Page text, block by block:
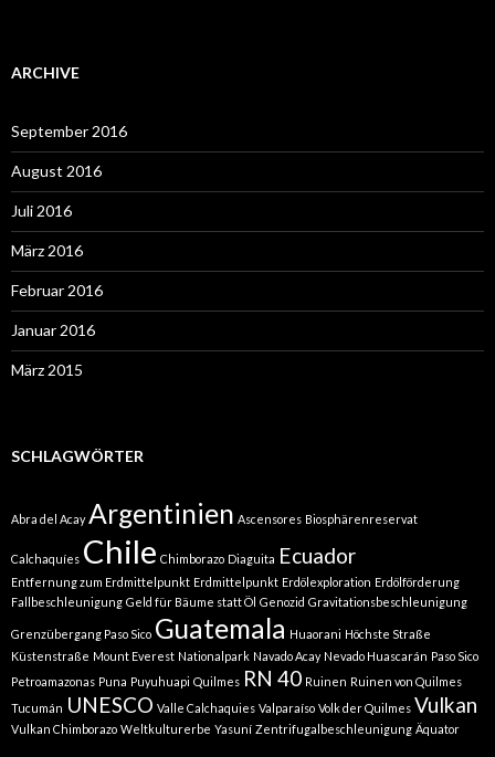
ARCHIVE
September 2016
August 2016
Juli 2016
März 2016
Februar 2016
Januar 2016
März 2015
SCHLAGWÖRTER
Abra del Acay Argentinien Ascensores Biosphärenreservat
Calchaquíes Chile Chimborazo Diaguita Ecuador
Entfernung zum Erdmittelpunkt Erdmittelpunkt Erdölexploration Erdölförderung
Fallbeschleunigung Geld für Bäume statt Öl Genozid Gravitationsbeschleunigung
Grenzübergang Paso Sico Guatemala Huaorani Höchste Straße
Küstenstraße Mount Everest Nationalpark Navado Acay Nevado Huascarán Paso Sico
Petroamazonas Puna Puyuhuapi Quilmes RN 40 Ruinen Ruinen von Quilmes
Tucumán UNESCO Valle Calchaquies Valparaíso Volk der Quilmes Vulkan
Vulkan Chimborazo Weltkulturerbe Yasuní Zentrifugalbeschleunigung Äquator